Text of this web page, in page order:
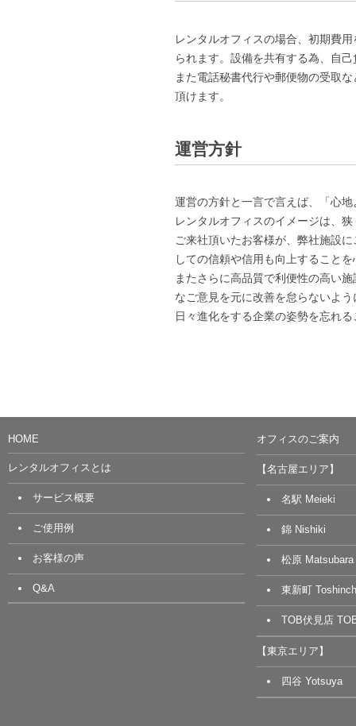
レンタルオフィスの場合、初期費
られます。設備を共有する為、自
また電話秘書代行や郵便物の受取
頂けます。
運営方針
運営の方針と一言で言えば、「心
レンタルオフィスのイメージは、
ご来社頂いたお客様が、弊社施設
しての信頼や信用も向上すること
またさらに高品質で利便性の高い
なご意見を元に改善を怠らないよ
日々進化をする企業の姿勢を忘れ
HOME
レンタルオフィスとは
サービス概要
ご使用例
お客様の声
Q&A
オフィスのご案内
【名古屋エリア】
名駅 Meieki
錦 Nishiki
松原 Matsubara
東新町
TOB伏見店
【東京エリア】
四谷 Yotsuya